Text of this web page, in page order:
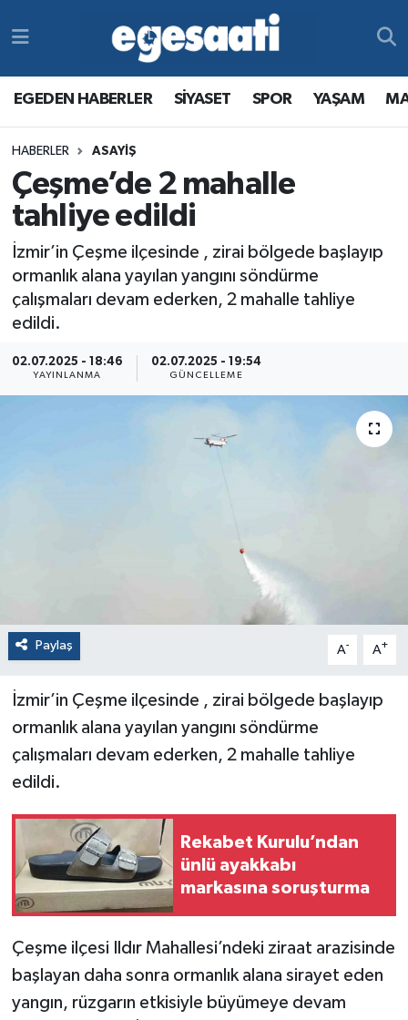
EGEDEN HABERLER SİYASET SPOR YAŞAM
HABERLER ASAYİŞ
Çeşme’de 2 mahalle
tahliye edildi
İzmir’in Çeşme ilçesinde , zirai bölgede başlayıp
ormanlık alana yayılan yangını söndürme
çalışmaları devam ederken, 2 mahalle tahliye
edildi.
02.07.2025 - 18:46
YAYINLANMA
02.07.2025 - 19:54
GÜNCELLEME
Paylaş A- A+
İzmir’in Çeşme ilçesinde , zirai bölgede başlayıp
ormanlık alana yayılan yangını söndürme
çalışmaları devam ederken, 2 mahalle tahliye
edildi.
Rekabet Kurulu’ndan
ünlü ayakkabı
markasına soruşturma
Çeşme ilçesi Ildır Mahallesi’ndeki ziraat arazisinde
başlayan daha sonra ormanlık alana sirayet eden
yangın, rüzgarın etkisiyle büyümeye devam
MAGAZİN
RESMİ REKLAMLAR
YAŞAM
MAGAZİN
RESMİ REKLAMLAR
Süper Lig Puan Durumu ve Fikstür
Tüm Manşetler
Son Dakika Haberleri
Haber Arşivi